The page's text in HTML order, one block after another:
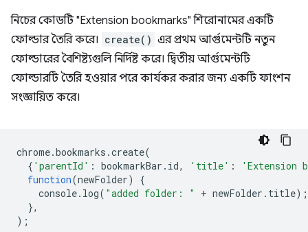
নিচের কোডটি "Extension bookmarks" শিরোনামের একটি
ফোল্ডার তৈরি করে। create() এর প্রথম আর্গুমেন্টটি নতুন
ফোল্ডারের বৈশিষ্ট্যগুলি নির্দিষ্ট করে। দ্বিতীয় আর্গুমেন্টটি
ফোল্ডারটি তৈরি হওয়ার পরে কার্যকর করার জন্য একটি ফাংশন
সংজ্ঞায়িত করে।
chrome.bookmarks .create(
{ 'parentId' : bookmarkBar . id, 'title' :
'Extension
function(newFolder)
{
console. log( "added folder: " + newFolder . title);
},
);